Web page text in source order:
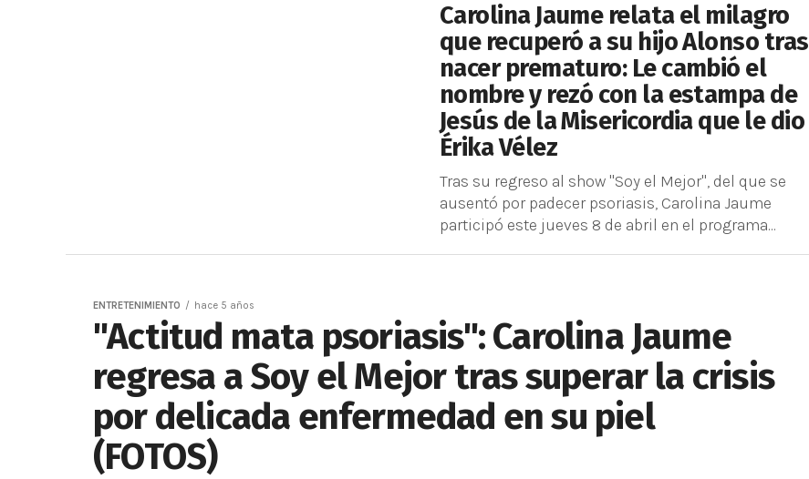
Carolina Jaume relata el milagro
que recuperó a su hijo Alonso tras
nacer prematuro: Le cambió el
nombre y rezó con la estampa de
Jesús de la Misericordia que le dio
Érika Vélez
Tras su regreso al show "Soy el Mejor", del que se
ausentó por padecer psoriasis, Carolina Jaume
participó este jueves 8 de abril en el programa...
ENTRETENIMIENTO hace 5 años
"Actitud mata psoriasis": Carolina Jaume
regresa a Soy el Mejor tras superar la crisis
por delicada enfermedad en su piel
(FOTOS)